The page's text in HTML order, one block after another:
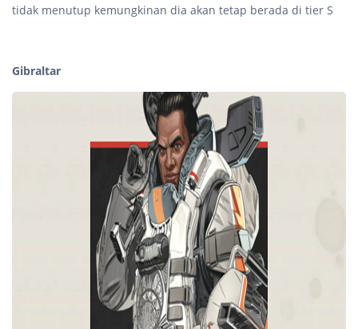
tidak menutup kemungkinan dia akan tetap berada di tier S
Gibraltar